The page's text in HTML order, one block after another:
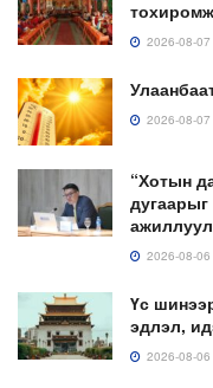
2026-08-07
2026-08-07
“Хотын
2026-08-06
Үс
эдлэл,
2026-08-06